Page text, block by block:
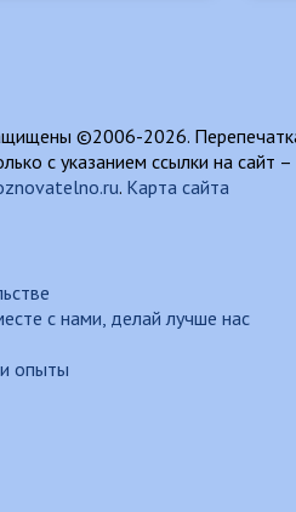
©2006-2026.
с указанием ссылки на сайт –
. Карта сайта
с нами, делай лучше нас
опыты